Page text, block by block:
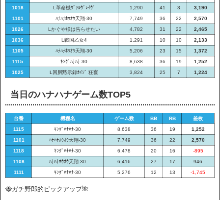
1018
L革命機ｳﾞｧﾙｳﾞﾚｲｳﾞ 1,290 41 3
3,190
1101
ﾊﾅﾊﾅﾎｳｵｳ天翔-30 7,749 36 22
2,570
1026
Lかぐや様は告らせたい 4,782 31 22
2,465
1036
L戦国乙女4 1,291 10 10
2,133
1105
ﾊﾅﾊﾅﾎｳｵｳ天翔-30 5,206 23 15
1,372
1115
ｷﾝｸﾞﾊﾅﾊﾅ-30 8,638 36 19
1,252
1025
L回胴黙示録ｶｲｼﾞ 狂宴 3,824 25 7 1,224
当日のハナハナゲーム数TOP5
台番 機種名 ゲーム数 BB RB
差枚
1115
ｷﾝｸﾞﾊﾅﾊﾅ-30 8,638 36 19
1,252
1101
ﾊﾅﾊﾅﾎｳｵｳ天翔-30 7,749 36 22
2,570
1118
ｷﾝｸﾞﾊﾅﾊﾅ-30 6,478 20 16
-895
1108
ﾊﾅﾊﾅﾎｳｵｳ天翔-30 6,416 27 17
946
1111
ｷﾝｸﾞﾊﾅﾊﾅ-30 5,276 12 13 -1,745
🐝ガチ野郎的ピックアップ🌺